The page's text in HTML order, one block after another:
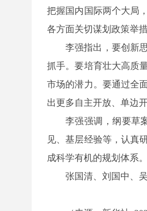
把握国内国际两个大局
各方面关切谋划政策举
李强指出，要创新
抓手。要培育壮大高质
市场的潜力。要通过全
出更多自主开放、单边
李强强调，纲要草
见、基层经验等，认真
成科学有机的规划体系。
张国清、刘国中、